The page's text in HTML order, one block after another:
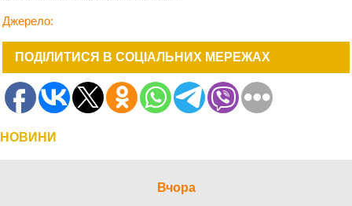
Джерело:
ПОДІЛИТИСЯ В СОЦІАЛЬНИХ МЕРЕЖАХ
НОВИНИ
Вчора